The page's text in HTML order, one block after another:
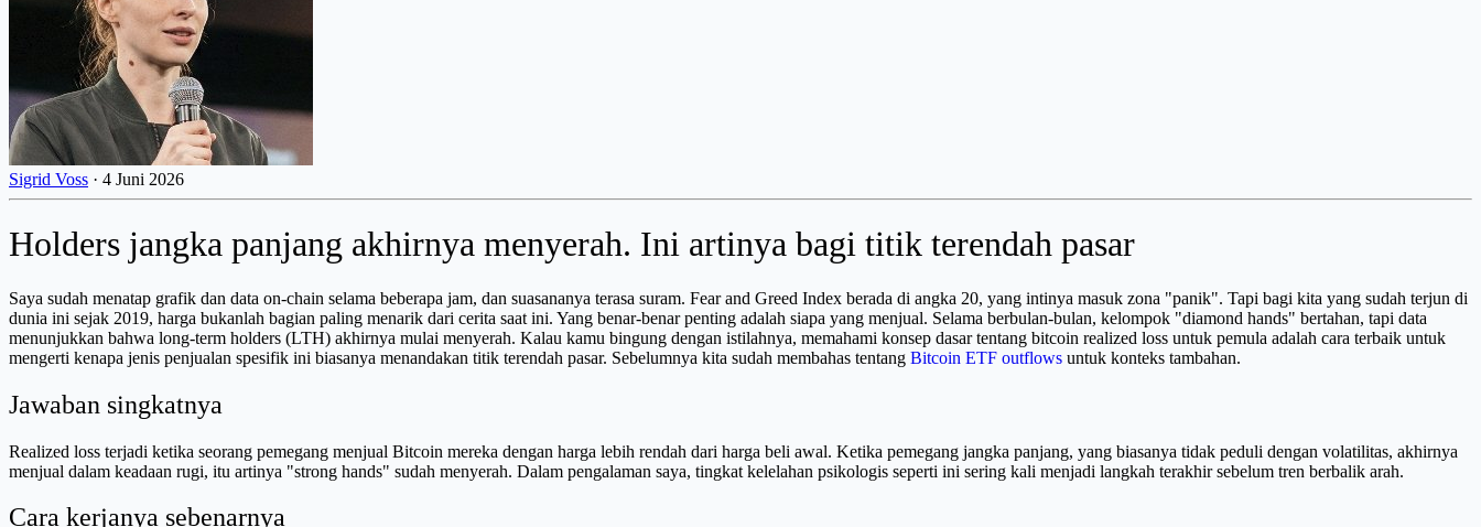
Sigrid Voss · 4 Juni 2026
Holders jangka panjang akhirnya menyerah. Ini artinya bagi titik terendah pasar
Saya sudah menatap grafik dan data on-chain selama beberapa jam, dan suasananya terasa suram. Fear and Greed Index berada di angka 20, yang intinya masuk zona "panik". Tapi bagi kita yang sudah terjun di
dunia ini sejak 2019, harga bukanlah bagian paling menarik dari cerita saat ini. Yang benar-benar penting adalah siapa yang menjual. Selama berbulan-bulan, kelompok "diamond hands" bertahan, tapi data
menunjukkan bahwa long-term holders (LTH) akhirnya mulai menyerah. Kalau kamu bingung dengan istilahnya, memahami konsep dasar tentang bitcoin realized loss untuk pemula adalah cara terbaik untuk
mengerti kenapa jenis penjualan spesifik ini biasanya menandakan titik terendah pasar. Sebelumnya kita sudah membahas tentang Bitcoin ETF outflows untuk konteks tambahan.
Jawaban singkatnya
Realized loss terjadi ketika seorang pemegang menjual Bitcoin mereka dengan harga lebih rendah dari harga beli awal. Ketika pemegang jangka panjang, yang biasanya tidak peduli dengan volatilitas, akhirnya
menjual dalam keadaan rugi, itu artinya "strong hands" sudah menyerah. Dalam pengalaman saya, tingkat kelelahan psikologis seperti ini sering kali menjadi langkah terakhir sebelum tren berbalik arah.
Cara kerjanya sebenarnya